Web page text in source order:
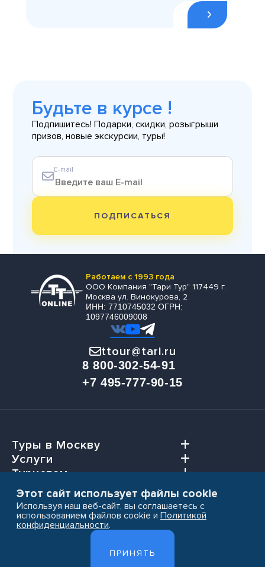
Будьте в курсе !
Подпишитесь! Подарки, скидки, розыгрыши
призов, новые экскурсии, туры!
E-mail
ПОДПИСАТЬСЯ
Работаем с 1993 года
ООО Компания "Тари Тур" 117449 г.
Москва ул. Винокурова, 2
ИНН: 7710745032 ОГРН:
1097746009008
ttour@tari.ru
8 800-302-54-91
+7 495-777-90-15
Туры в Москву
Услуги
Туристам
Агентствам
Политика конфиденциальности
Этот сайт использует файлы cookie
Используя наш веб-сайт, вы соглашаетесь с
использованием файлов cookie и Политикой
конфиденциальности.
ПРИНЯТЬ